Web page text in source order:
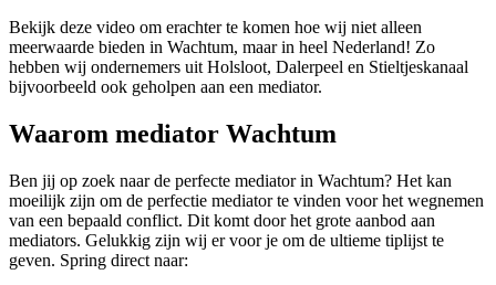
Bekijk deze video om erachter te komen hoe wij niet alleen
meerwaarde bieden in Wachtum, maar in heel Nederland! Zo
hebben wij ondernemers uit Holsloot, Dalerpeel en Stieltjeskanaal
bijvoorbeeld ook geholpen aan een mediator.
Waarom mediator Wachtum
Ben jij op zoek naar de perfecte mediator in Wachtum? Het kan
moeilijk zijn om de perfectie mediator te vinden voor het wegnemen
van een bepaald conflict. Dit komt door het grote aanbod aan
mediators. Gelukkig zijn wij er voor je om de ultieme tiplijst te
geven. Spring direct naar: